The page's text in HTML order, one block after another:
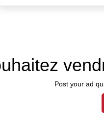
Post your ad